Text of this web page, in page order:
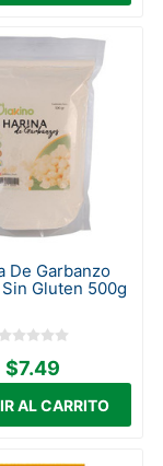
De Garbanzo
Gluten 500g
$7.49